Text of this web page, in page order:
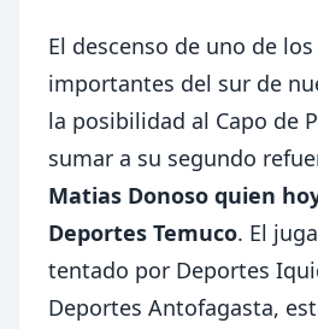
El descenso de uno de
importantes del sur de
la posibilidad al Capo de
sumar a su segundo
Matias Donoso quien
Deportes Temuco. El
tentado por Deportes
Deportes Antofagasta,